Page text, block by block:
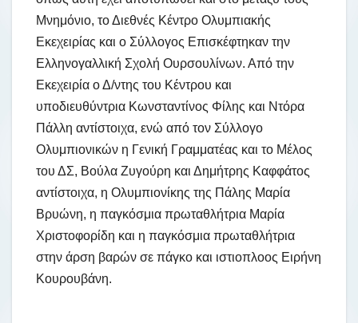
Μνημόνιο, το Διεθνές Κέντρο Ολυμπιακής
Εκεχειρίας και ο Σύλλογος Επισκέφτηκαν την
Ελληνογαλλική Σχολή Ουρσουλίνων. Από την
Εκεχειρία ο Δ/ντης του Κέντρου και
υποδιευθύντρια Κωνσταντίνος Φίλης και Ντόρα
Πάλλη αντίστοιχα, ενώ από τον Σύλλογο
Ολυμπιονικών η Γενική Γραμματέας και το Μέλος
του ΔΣ, Βούλα Ζυγούρη και Δημήτρης Καφφάτος
αντίστοιχα, η Ολυμπιονίκης της Πάλης Mαρία
Βρυώνη, η παγκόσμια πρωταθλήτρια Μαρία
Χριστοφορίδη και η παγκόσμια πρωταθλήτρια
στην άρση βαρών σε πάγκο και ιστιοπλοος Ειρήνη
Κουρουβάνη.